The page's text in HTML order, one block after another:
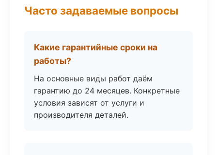
Часто задаваемые вопросы
Какие гарантийные сроки на
работы?
На основные виды работ даём
гарантию до 24 месяцев. Конкретные
условия зависят от услуги и
производителя деталей.